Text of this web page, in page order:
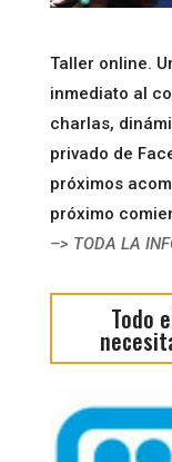
Taller online.
inmediato al
charlas,
privado de
próximos
próximo
–> TODA LA
Todo